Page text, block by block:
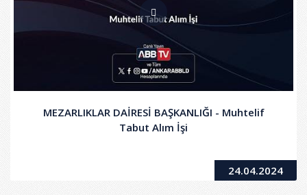
MEZARLIKLAR DAİRESİ BAŞKANLIĞI - Muhtelif
Tabut Alım İşi
24.04.2024